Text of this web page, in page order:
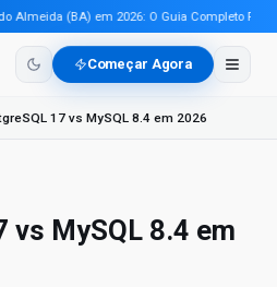
Almeida (BA) em 2026: O Guia Completo Para
Começar Agora
17 vs MySQL 8.4 em 2026
vs MySQL 8.4 em